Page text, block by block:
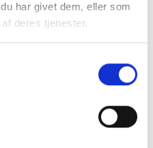
har givet dem, eller som
deres tjenester.
223190026